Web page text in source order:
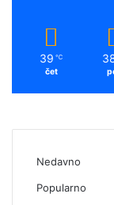
39 ℃
čet
Nedavno
Popularno